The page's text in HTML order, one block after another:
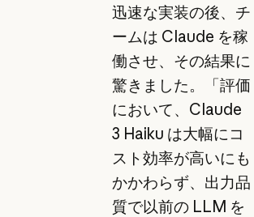
迅速な実装の後、チ
ームは Claude を稼
働させ、その結果に
驚きました。「評価
において、Claude
3 Haiku は大幅にコ
スト効率が高いにも
かかわらず、出力品
質で以前の LLM を